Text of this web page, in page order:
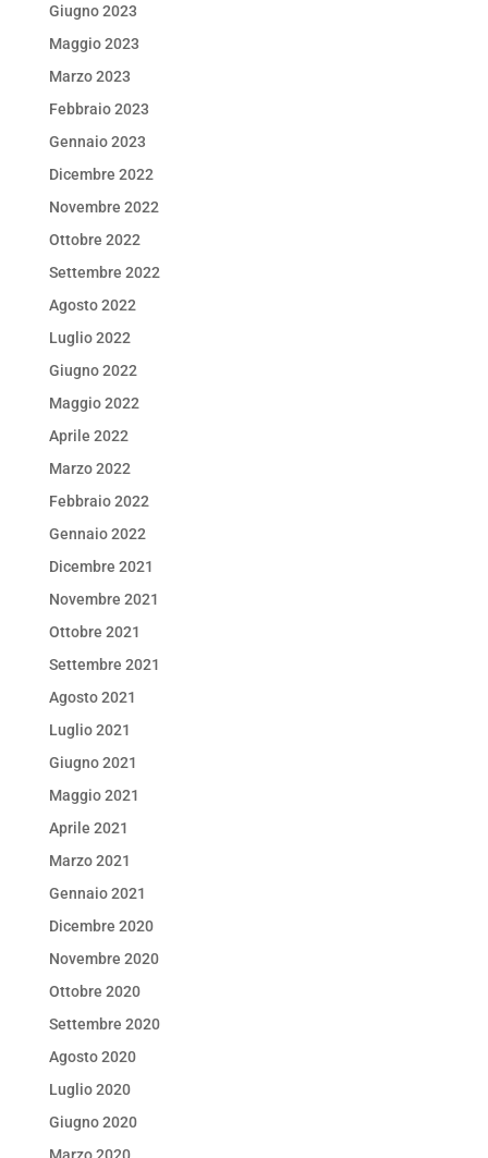
Giugno 2023
Maggio 2023
Marzo 2023
Febbraio 2023
Gennaio 2023
Dicembre 2022
Novembre 2022
Ottobre 2022
Settembre 2022
Agosto 2022
Luglio 2022
Giugno 2022
Maggio 2022
Aprile 2022
Marzo 2022
Febbraio 2022
Gennaio 2022
Dicembre 2021
Novembre 2021
Ottobre 2021
Settembre 2021
Agosto 2021
Luglio 2021
Giugno 2021
Maggio 2021
Aprile 2021
Marzo 2021
Gennaio 2021
Dicembre 2020
Novembre 2020
Ottobre 2020
Settembre 2020
Agosto 2020
Luglio 2020
Giugno 2020
Marzo 2020